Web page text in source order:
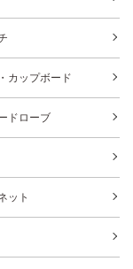
カップボード
ドローブ
ット